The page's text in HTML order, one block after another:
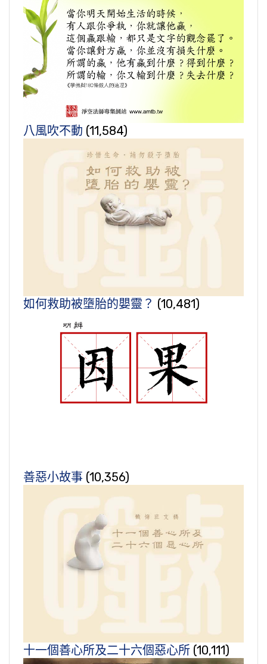
八風吹不動 (11,584)
如何救助被墮胎的嬰靈？ (10,481)
善惡小故事 (10,356)
十一個善心所及二十六個惡心所 (10,111)